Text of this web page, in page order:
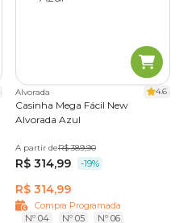
Alvorada 4.6
Casinha Mega Fácil New
Alvorada Azul
A partir deR$ 389,90
R$ 314,99 -19%
R$ 314,99
Compra Programada
Nº 04
Nº 05 Nº 06